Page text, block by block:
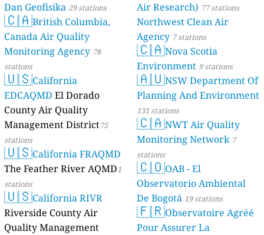
Dan Geofisika 29 stations
🇨🇦British Columbia,
Canada Air Quality
Monitoring Agency 78
stations
🇺🇸California
EDCAQMD El Dorado
County Air Quality
Management District75
stations
🇺🇸California FRAQMD
The Feather River AQMD1
stations
🇺🇸California RIVR
Riverside County Air
Quality Management
Air Research) 77 stations
Northwest Clean Air
Agency 7 stations
🇨🇦Nova Scotia
Environment 9 stations
🇦🇺NSW Department Of
Planning And Environment
131 stations
🇨🇦NWT Air Quality
Monitoring Network 7
stations
🇨🇴OAB - El
Observatorio Ambiental
De Bogotá 19 stations
🇫🇷Observatoire Agréé
Pour Assurer La